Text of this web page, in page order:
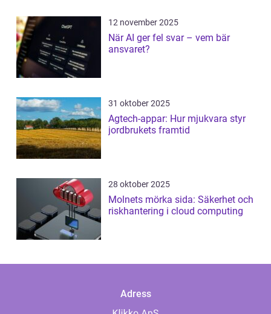
12 november 2025
När AI ger fel svar – vem bär
ansvaret?
31 oktober 2025
Agtech-appar: Hur mjukvara styr
jordbrukets framtid
28 oktober 2025
Molnets mörka sida: Säkerhet och
riskhantering i cloud computing
Adress